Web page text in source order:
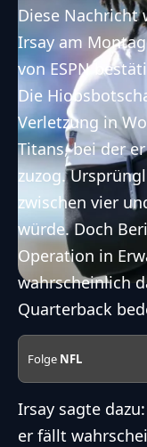
Diese Nachricht
Irsay am
von ESPN
Die
Verletzung in
Titans, bei der
zuzog.
zwischen vier
würde. Doch
Operation in
wahrscheinlich
Quarterback
Folge NFL
Irsay sagte
er fällt